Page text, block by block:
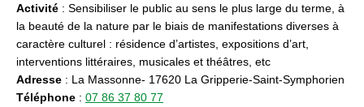
Activité : Sensibiliser le public au sens le plus large du terme, à
la beauté de la nature par le biais de manifestations diverses à
caractère culturel : résidence d’artistes, expositions d’art,
interventions littéraires, musicales et théâtres, etc
Adresse : La Massonne- 17620 La Gripperie-Saint-Symphorien
Téléphone : 07 86 37 80 77